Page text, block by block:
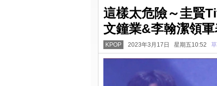
這樣太危險～圭賢
文鐘業&李翰潔領
KPOP 2023年3月17日 星期五10:52